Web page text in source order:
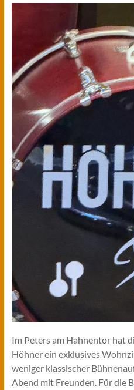
Im Peters am Hahnentor hat
Höhner ein exklusives
weniger klassischer
Abend mit Freunden. Für die